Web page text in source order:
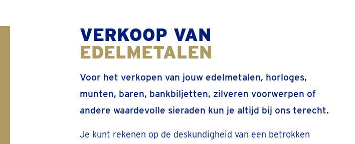
VERKOOP VAN
EDELMETALEN
Voor het verkopen van jouw edelmetalen, horloges,
munten, baren, bankbiljetten, zilveren voorwerpen of
andere waardevolle sieraden kun je altijd bij ons terecht.
Je kunt rekenen op de deskundigheid van een betrokken